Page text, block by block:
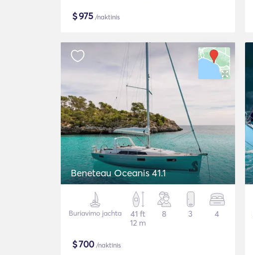
$975 /naktinis
Beneteau Oceanis 41.1
Buriavimo jachta
41 ft
12 m
8 3 4
$700 /naktinis